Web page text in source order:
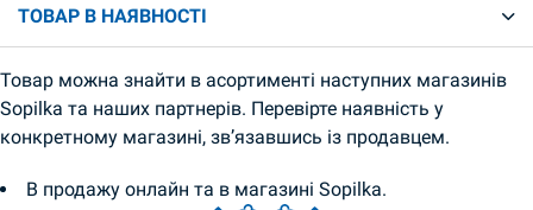
ТОВАР В НАЯВНОСТІ
Товар можна знайти в асортименті наступних магазинів
Sopilka та наших партнерів. Перевірте наявність у
конкретному магазині, зв’язавшись із продавцем.
В продажу онлайн та в магазині Sopilka.